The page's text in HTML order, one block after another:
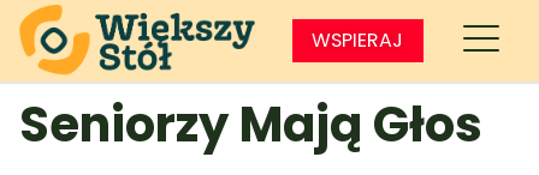
WSPIERAJ
Seniorzy Mają Głos